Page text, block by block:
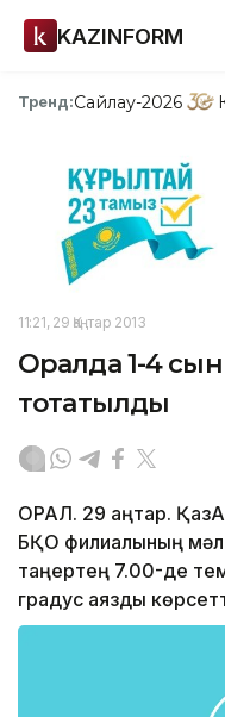
KAZINFORM
Тренд:Сайлау-2026
11:21, 29 Қаңтар 2013
Оралда 1-4
тоқтатылды
ОРАЛ. 29 қаңтар.
БҚО филиалының
таңертең 7.00-де
градус аязды